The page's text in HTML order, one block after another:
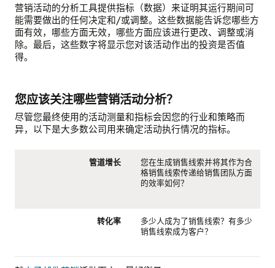
营销活动的分析工具提供指标（数据）来证明其运行期间可
能需要做出的任何决定和/或调整。这些数据能告诉您哪些方
面有效，哪些方面无效，哪些方面应该进行更改、调整或消
除。最后，这些数字将显示您对该活动作出的投资是否值
得。
您应该关注哪些营销活动分析？
尽管您最终使用的活动测量和指标会因您的行业和策略而
异，以下是大多数公司用来确定活动执行情况的指标。
管道增长
您在生成销售线索并将其作为合
格销售线索传递给销售团队方面
的效率如何？
转化率
多少人成为了销售线索？有多少
销售线索成为客户？